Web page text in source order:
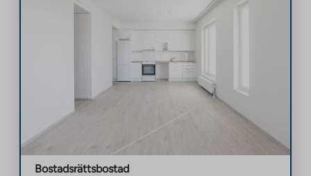
Bostadsrättsbostad